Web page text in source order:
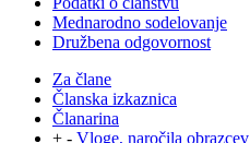
Mednarodno sodelovanje
Družbena odgovornost
Za člane
Članska izkaznica
Članarina
+ - Vloge, naročila obrazcev